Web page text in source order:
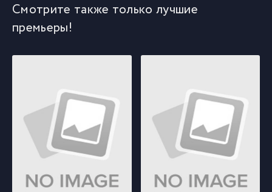
Смотрите также только лучшие
премьеры!